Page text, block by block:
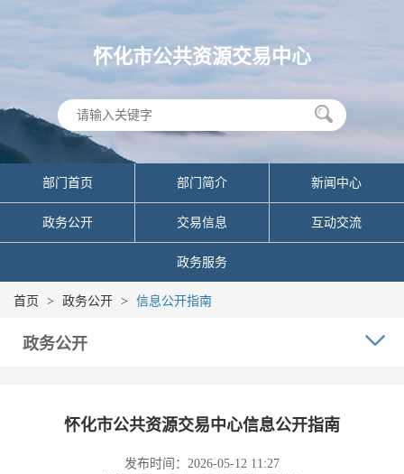
怀化市公共资源交易中心
部门首页 部门简介 新闻中心
政务公开 交易信息 互动交流
政务服务
首页 > 政务公开 > 信息公开指南
政务公开
怀化市公共资源交易中心信息公开指南
发布时间：2026-05-12 11:27